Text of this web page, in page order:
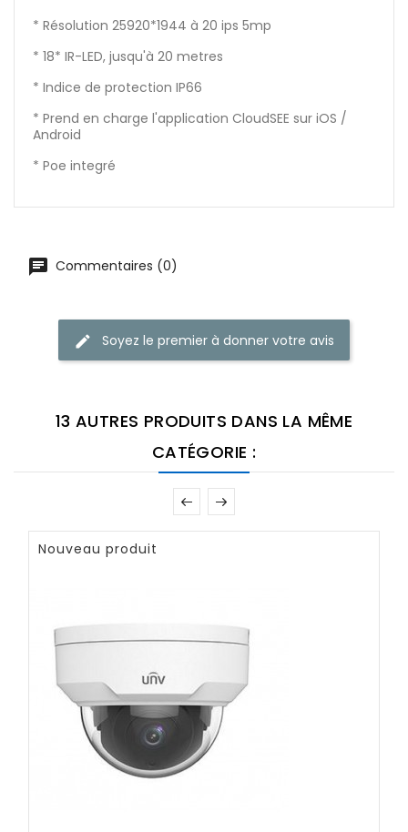
* Résolution 25920*1944 à 20 ips 5mp
* 18* IR-LED, jusqu'à 20 metres
* Indice de protection IP66
* Prend en charge l'application CloudSEE sur iOS /
Android
* Poe integré
Commentaires (0)
Soyez le premier à donner votre avis
13 AUTRES PRODUITS DANS LA MÊME
CATÉGORIE :
Nouveau produit